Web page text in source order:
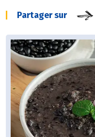
Partager sur